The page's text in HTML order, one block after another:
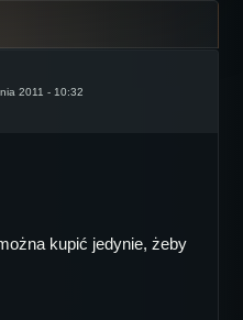
2011 - 10:32
kupić jedynie, żeby